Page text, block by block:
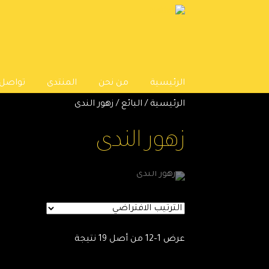
Skip
Skip
الرئيسية من نحن المنتدى
الرئيسية / البائع / زهور الندى
زهور الندى
عرض 1–12 من أصل 19 نتيجة